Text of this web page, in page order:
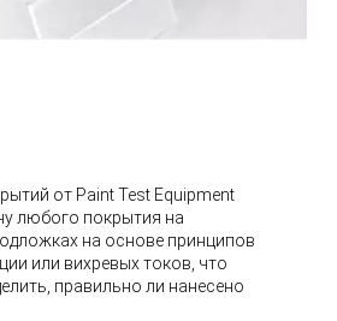
от Paint Test Equipment
любого покрытия на
на основе принципов
или вихревых токов, что
правильно ли нанесено